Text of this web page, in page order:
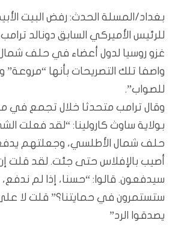
بغداد/المسلة الحدث: رفض البيت
للرئيس الأميركي السابق دونالد
غزو روسيا لدول أعضاء في حلف
واصفا تلك التصريحات بأنها “مروعة”
للصواب”.
وقال ترامب متحدثا خلال تجمع في
بولاية ساوث كارولينا: “لقد فعلت
حلف شمال الأطلسي، وجعلتهم
أصيب بالإفلاس حتى جئت. لقد قلت
سيدفعون. قالوا: “حسنا، إذا لم
ستستمرون في حمايتنا؟” قلت لا على
يصدقوا الرد”